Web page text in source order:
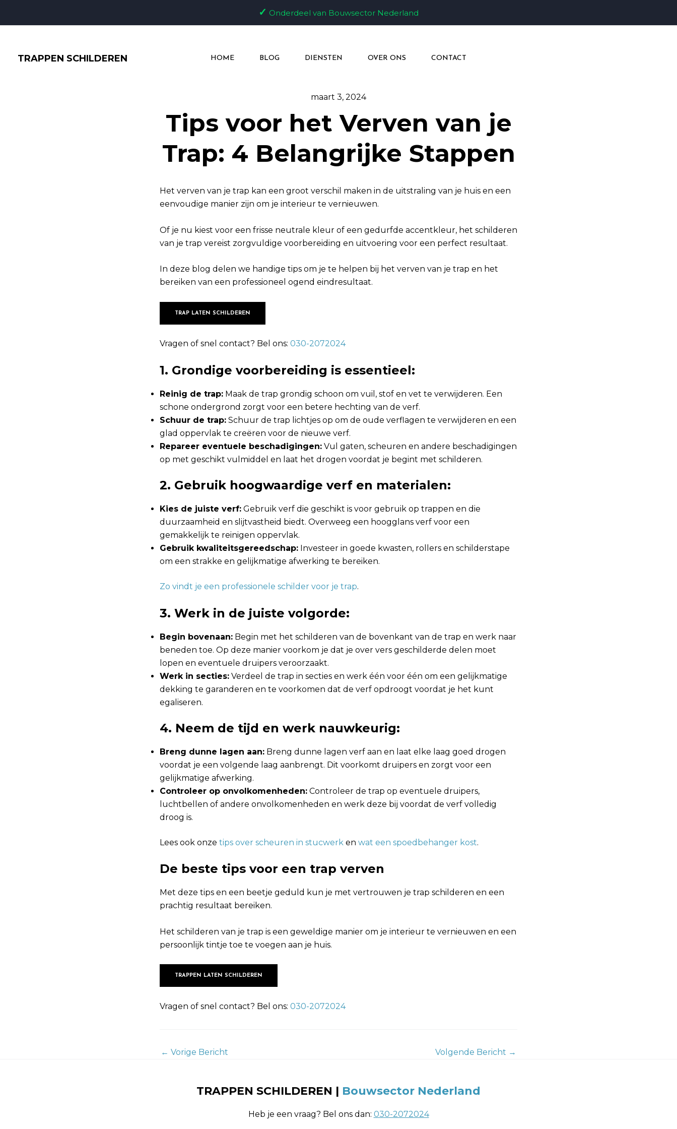
✓ Onderdeel van Bouwsector Nederland
TRAPPEN SCHILDEREN HOME BLOG DIENSTEN OVER ONS CONTACT
maart 3, 2024
Tips voor het Verven van je
Trap: 4 Belangrijke Stappen
Het verven van je trap kan een groot verschil maken in de uitstraling van je huis en een
eenvoudige manier zijn om je interieur te vernieuwen.
Of je nu kiest voor een frisse neutrale kleur of een gedurfde accentkleur, het schilderen
van je trap vereist zorgvuldige voorbereiding en uitvoering voor een perfect resultaat.
In deze blog delen we handige tips om je te helpen bij het verven van je trap en het
bereiken van een professioneel ogend eindresultaat.
TRAP LATEN SCHILDEREN
Vragen of snel contact? Bel ons: 030-2072024
1. Grondige voorbereiding is essentieel:
Reinig de trap: Maak de trap grondig schoon om vuil, stof en vet te verwijderen. Een
schone ondergrond zorgt voor een betere hechting van de verf.
Schuur de trap: Schuur de trap lichtjes op om de oude verflagen te verwijderen en een
glad oppervlak te creëren voor de nieuwe verf.
Repareer eventuele beschadigingen: Vul gaten, scheuren en andere beschadigingen
op met geschikt vulmiddel en laat het drogen voordat je begint met schilderen.
2. Gebruik hoogwaardige verf en materialen:
Kies de juiste verf: Gebruik verf die geschikt is voor gebruik op trappen en die
duurzaamheid en slijtvastheid biedt. Overweeg een hoogglans verf voor een
gemakkelijk te reinigen oppervlak.
Gebruik kwaliteitsgereedschap: Investeer in goede kwasten, rollers en schilderstape
om een strakke en gelijkmatige afwerking te bereiken.
Zo vindt je een professionele schilder voor je trap.
3. Werk in de juiste volgorde:
Begin bovenaan: Begin met het schilderen van de bovenkant van de trap en werk naar
beneden toe. Op deze manier voorkom je dat je over vers geschilderde delen moet
lopen en eventuele druipers veroorzaakt.
Werk in secties: Verdeel de trap in secties en werk één voor één om een gelijkmatige
dekking te garanderen en te voorkomen dat de verf opdroogt voordat je het kunt
egaliseren.
4. Neem de tijd en werk nauwkeurig:
Breng dunne lagen aan: Breng dunne lagen verf aan en laat elke laag goed drogen
voordat je een volgende laag aanbrengt. Dit voorkomt druipers en zorgt voor een
gelijkmatige afwerking.
Controleer op onvolkomenheden: Controleer de trap op eventuele druipers,
luchtbellen of andere onvolkomenheden en werk deze bij voordat de verf volledig
droog is.
Lees ook onze tips over scheuren in stucwerk en wat een spoedbehanger kost.
De beste tips voor een trap verven
Met deze tips en een beetje geduld kun je met vertrouwen je trap schilderen en een
prachtig resultaat bereiken.
Het schilderen van je trap is een geweldige manier om je interieur te vernieuwen en een
persoonlijk tintje toe te voegen aan je huis.
TRAPPEN LATEN SCHILDEREN
Vragen of snel contact? Bel ons: 030-2072024
← Vorige Bericht Volgende Bericht →
TRAPPEN SCHILDEREN | Bouwsector Nederland
Heb je een vraag? Bel ons dan: 030-2072024